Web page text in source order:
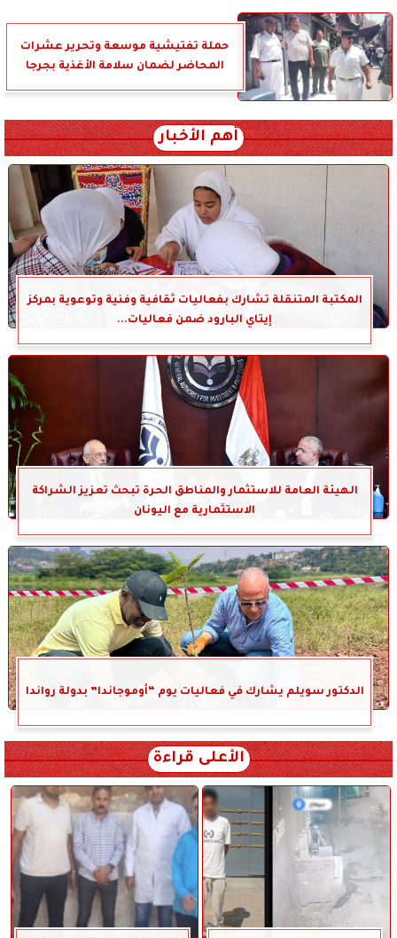
حملة تفتيشية موسعة وتحرير عشرات
المحاضر لضمان سلامة الأغذية بجرجا
أهم الأخبار
المكتبة المتنقلة تشارك بفعاليات ثقافية وفنية وتوعوية بمركز
إيتاي البارود ضمن فعاليات...
الهيئة العامة للاستثمار والمناطق الحرة تبحث تعزيز الشراكة
الاستثمارية مع اليونان
الدكتور سويلم يشارك في فعاليات يوم “أوموجاندا” بدولة رواندا
الأعلى قراءة